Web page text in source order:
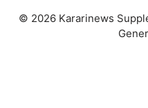
© 2026 Kararinews